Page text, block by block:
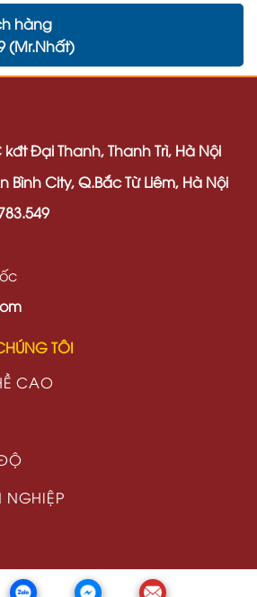
hàng
(Mr.Nhất)
kđt Đại Thanh, Thanh Trì, Hà Nội
Bình City, Q.Bắc Từ Liêm, Hà Nội
TÔI
CAO
NGHIỆP